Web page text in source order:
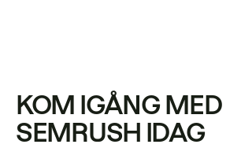
KOM IGÅNG MED
SEMRUSH IDAG